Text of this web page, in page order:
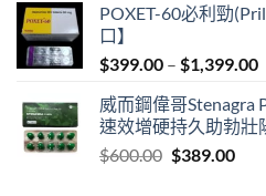
was:
is:
POXET-60必利勁
口】
$399.00 – $1,399.00
威而鋼偉哥Stenagra
速效增硬持久助勃壯
$600.00 Original
$389.00